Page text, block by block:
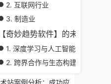
2. 互联网行业
3. 制造业
【奇妙趋势软件】的未来发展
1. 深度学习与人工智能技术的融合
2. 跨界合作与生态构建
算法驱动的智能趋势
问题答疑
排列五：揭秘中奖秘
软件
其他分类
站案例分析：成功应